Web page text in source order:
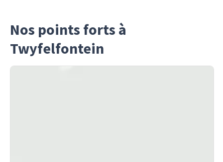
Nos points forts à
Twyfelfontein